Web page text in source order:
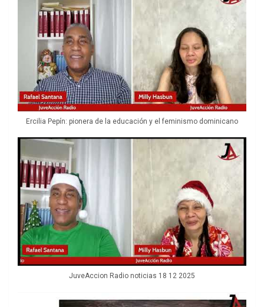
Ercilia Pepín: pionera de la educación y el feminismo dominicano
JuveAccion Radio noticias 18 12 2025